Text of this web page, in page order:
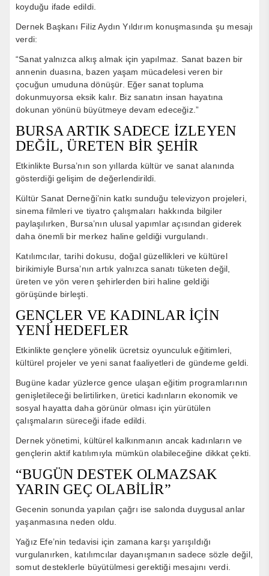
koyduğu ifade edildi.
Dernek Başkanı Filiz Aydın Yıldırım konuşmasında şu mesajı
verdi:
“Sanat yalnızca alkış almak için yapılmaz. Sanat bazen bir
annenin duasına, bazen yaşam mücadelesi veren bir
çocuğun umuduna dönüşür. Eğer sanat topluma
dokunmuyorsa eksik kalır. Biz sanatın insan hayatına
dokunan yönünü büyütmeye devam edeceğiz.”
BURSA ARTIK SADECE İZLEYEN
DEĞİL, ÜRETEN BİR ŞEHİR
Etkinlikte Bursa’nın son yıllarda kültür ve sanat alanında
gösterdiği gelişim de değerlendirildi.
Kültür Sanat Derneği’nin katkı sunduğu televizyon projeleri,
sinema filmleri ve tiyatro çalışmaları hakkında bilgiler
paylaşılırken, Bursa’nın ulusal yapımlar açısından giderek
daha önemli bir merkez haline geldiği vurgulandı.
Katılımcılar, tarihi dokusu, doğal güzellikleri ve kültürel
birikimiyle Bursa’nın artık yalnızca sanatı tüketen değil,
üreten ve yön veren şehirlerden biri haline geldiği
görüşünde birleşti.
GENÇLER VE KADINLAR İÇİN
YENİ HEDEFLER
Etkinlikte gençlere yönelik ücretsiz oyunculuk eğitimleri,
kültürel projeler ve yeni sanat faaliyetleri de gündeme geldi.
Bugüne kadar yüzlerce gence ulaşan eğitim programlarının
genişletileceği belirtilirken, üretici kadınların ekonomik ve
sosyal hayatta daha görünür olması için yürütülen
çalışmaların süreceği ifade edildi.
Dernek yönetimi, kültürel kalkınmanın ancak kadınların ve
gençlerin aktif katılımıyla mümkün olabileceğine dikkat çekti.
“BUGÜN DESTEK OLMAZSAK
YARIN GEÇ OLABİLİR”
Gecenin sonunda yapılan çağrı ise salonda duygusal anlar
yaşanmasına neden oldu.
Yağız Efe’nin tedavisi için zamana karşı yarışıldığı
vurgulanırken, katılımcılar dayanışmanın sadece sözle değil,
somut desteklerle büyütülmesi gerektiği mesajını verdi.